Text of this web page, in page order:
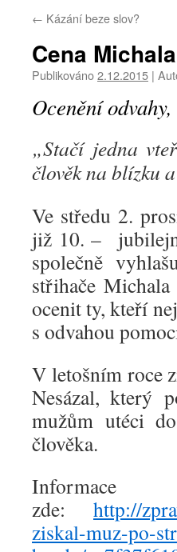
← Kázání beze slov?
Cena
Publikováno2.12.2015 |
Ocenění
„Stačí jedna
člověk na blízku
Ve středu 2.
již 10. –
společně
střihače
ocenit ty, kteří
s odvahou
V letošním roce
Nesázal, který
mužům utéci
člověka.
zde: http://
ziskal-muz-po-